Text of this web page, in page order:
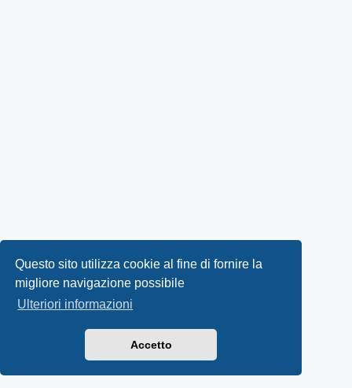
Questo sito utilizza cookie al fine di fornire la
migliore navigazione possibile
Ulteriori informazioni
Accetto